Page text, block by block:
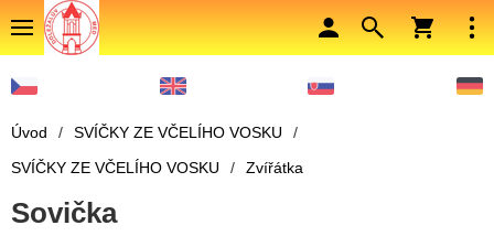
Úvod / SVÍČKY ZE VČELÍHO VOSKU
/
SVÍČKY ZE VČELÍHO VOSKU
/ Zvířátka
Sovička